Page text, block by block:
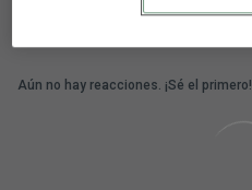
Aún no hay reacciones. ¡Sé el primero!